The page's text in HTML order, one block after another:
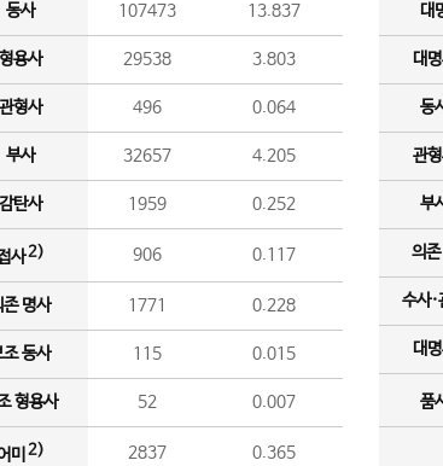
동사 107473 13.837
용사 29538 3.803
형사 496 0.064
부사 32657 4.205
탄사 1959 0.252
사2) 906 0.117
존 명사 1771 0.228
조 동사 115 0.015
형용사 52 0.007
미 2) 2837 0.365
대
대
동
관
부
의
수사·
대
품